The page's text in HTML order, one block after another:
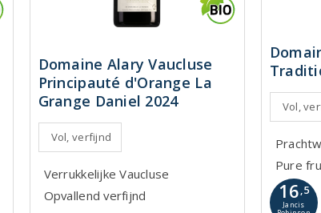
Domaine Alary Vaucluse
Principauté d'Orange La
Grange Daniel 2024
Vol, verfijnd
Verrukkelijke Vaucluse
Opvallend verfijnd
Vol,
Pure
16,5
Jancis